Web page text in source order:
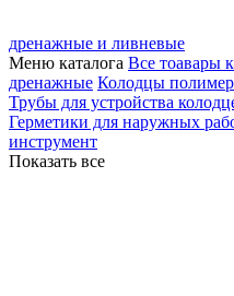
дренажные и ливневые
Меню каталога Все тоавары
дренажные Колодцы
Трубы для устройства
Герметики для наружных
инструмент
Показать все